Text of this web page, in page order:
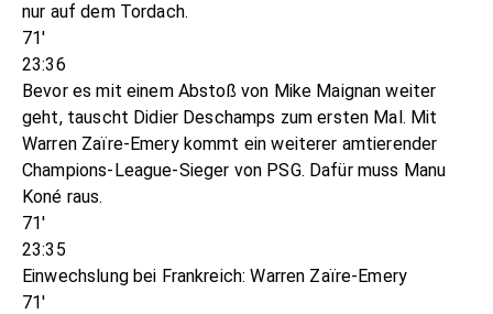
nur auf dem Tordach.
71'
23:36
Bevor es mit einem Abstoß von Mike Maignan weiter
geht, tauscht Didier Deschamps zum ersten Mal. Mit
Warren Zaïre-Emery kommt ein weiterer amtierender
Champions-League-Sieger von PSG. Dafür muss Manu
Koné raus.
71'
23:35
Einwechslung bei Frankreich: Warren Zaïre-Emery
71'